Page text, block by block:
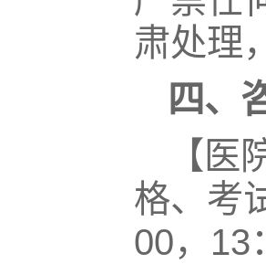
肃处理
四、
【
格、考
00，13